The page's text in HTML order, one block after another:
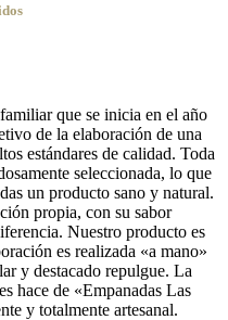
que se inicia en el año
de la elaboración de una
estándares de calidad. Toda
seleccionada, lo que
un producto sano y natural.
propia, con su sabor
Nuestro producto es
es realizada «a mano»
y destacado repulgue. La
hace de «Empanadas Las
y totalmente artesanal.